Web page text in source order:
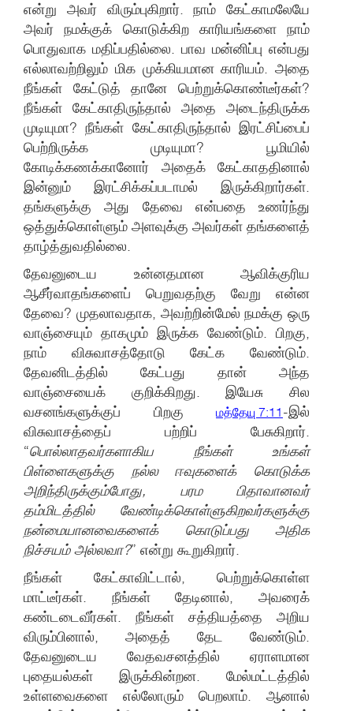
என்று அவர் விரும்புகிறார். நாம் கேட்காமலேயே
அவர் நமக்குக் கொடுக்கிற காரியங்களை நாம்
பொதுவாக மதிப்பதில்லை. பாவ மன்னிப்பு என்பது
எல்லாவற்றிலும் மிக முக்கியமான காரியம். அதை
நீங்கள் கேட்டுத் தானே பெற்றுக்கொண்டீர்கள்?
நீங்கள் கேட்காதிருந்தால் அதை அடைந்திருக்க
முடியுமா? நீங்கள் கேட்காதிருந்தால் இரட்சிப்பைப்
பெற்றிருக்க முடியுமா? பூமியில்
கோடிக்கணக்கானோர் அதைக் கேட்காததினால்
இன்னும் இரட்சிக்கப்படாமல் இருக்கிறார்கள்.
தங்களுக்கு அது தேவை என்பதை உணர்ந்து
ஒத்துக்கொள்ளும் அளவுக்கு அவர்கள் தங்களைத்
தாழ்த்துவதில்லை.
தேவனுடைய உன்னதமான ஆவிக்குரிய
ஆசீர்வாதங்களைப் பெறுவதற்கு வேறு என்ன
தேவை? முதலாவதாக, அவற்றின்மேல் நமக்கு ஒரு
வாஞ்சையும் தாகமும் இருக்க வேண்டும். பிறகு,
நாம் விசுவாசத்தோடு கேட்க வேண்டும்.
தேவனிடத்தில் கேட்பது தான் அந்த
வாஞ்சையைக் குறிக்கிறது. இயேசு சில
வசனங்களுக்குப் பிறகு மத்தேயு 7:11 -இல்
விசுவாசத்தைப் பற்றிப் பேசுகிறார்.
“பொல்லாதவர்களாகிய நீங்கள் உங்கள்
பிள்ளைகளுக்கு நல்ல ஈவுகளைக் கொடுக்க
அறிந்திருக்கும்போது, பரம பிதாவானவர்
தம்மிடத்தில் வேண்டிக்கொள்ளுகிறவர்களுக்கு
நன்மையானவைகளைக் கொடுப்பது அதிக
நிச்சயம் அல்லவா?” என்று கூறுகிறார்.
நீங்கள் கேட்காவிட்டால், பெற்றுக்கொள்ள
மாட்டீர்கள். நீங்கள் தேடினால், அவரைக்
கண்டடைவீர்கள். நீங்கள் சத்தியத்தை அறிய
விரும்பினால், அதைத் தேட வேண்டும்.
தேவனுடைய வேதவசனத்தில் ஏராளமான
புதையல்கள் இருக்கின்றன. மேல்மட்டத்தில்
உள்ளவைகளை எல்லோரும் பெறலாம். ஆனால்